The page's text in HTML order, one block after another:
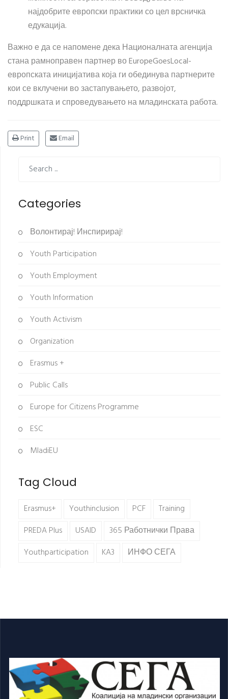
најдобрите европски практики со цел врсничка
едукација.
Важно е да се напомене дека Националната агенција
стана рамноправен партнер во EuropeGoesLocal-
европската иницијатива која ги обединува партнерите
кои се вклучени во застапувањето, развојот,
поддршката и спроведувањето на младинската работа.
Print Email
Categories
Волонтирај! Инспирирај!
Youth Participation
Youth Employment
Youth Information
Youth Activism
Organization
Erasmus +
Public Calls
Europe for Citizens Programme
ESC
MladiEU
Tag Cloud
Erasmus+ Youthinclusion PCF
Training
PREDA Plus
USAID
365 Работнички Права
Youthparticipation
KA3 ИНФО СЕГА